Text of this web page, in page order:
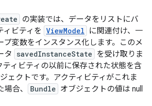
の実装では、データをリストにバ
ィビティを ViewModel
に関連付け、一
プ変数をインスタンス化します。このメ
タ
savedInstanceState を受け取りま
ティビティの以前に保存された状態を含
ェクトです。アクティビティがこれま
合、
Bundle オブジェクトの値は null